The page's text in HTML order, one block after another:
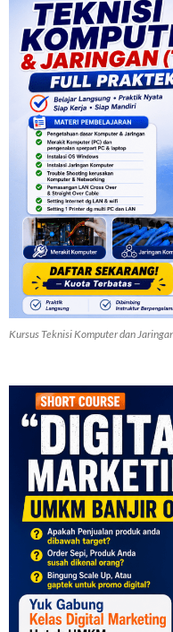
Kursus Teknisi Komputer dan